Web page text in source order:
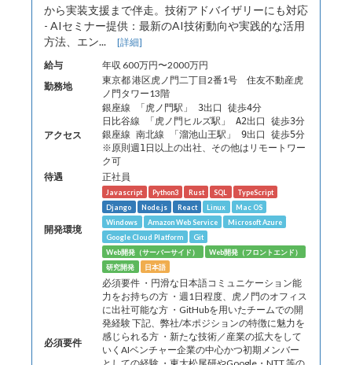
から実装支援まで伴走。技術アドバイザリーにも対応
- AIセミナー提供：最新のAI技術動向や実践的な活用
方法、エン... [詳細]
給与
年収 600万円〜2000万円
勤務地
東京都 港区虎ノ門二丁目2番1号 住友不動産虎
ノ門タワー13階
アクセス
銀座線 「虎ノ門駅」 3出口 徒歩4分
日比谷線 「虎ノ門ヒルズ駅」 A2出口 徒歩3分
銀座線 南北線 「溜池山王駅」 9出口 徒歩5分
※原則週1日以上の出社、その他はリモートワー
ク可
待遇 正社員
開発環境
Javascript Python3 Rust SQL
TypeScript
Django
Node.js React Linux
Mac OS
Windows
Amazon Web Service
Microsoft Azure
Google Cloud Platform
Git
Web開発（サーバーサイド）
Web開発（フロントエンド）
研究開発
日本語
必須要件
必須要件 ・円滑な日本語コミュニケーション能
力をお持ちの方 ・週1日程度、虎ノ門のオフィス
に出社可能な方 ・GitHubを用いたチームでの開
発経験 下記、弊社/本ポジションの特徴に魅力を
感じられる方 ・新たな技術／産業の拡大をして
いくAIベンチャー企業の中心かつ初期メンバー